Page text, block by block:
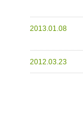
2013.01.08
2012.03.23